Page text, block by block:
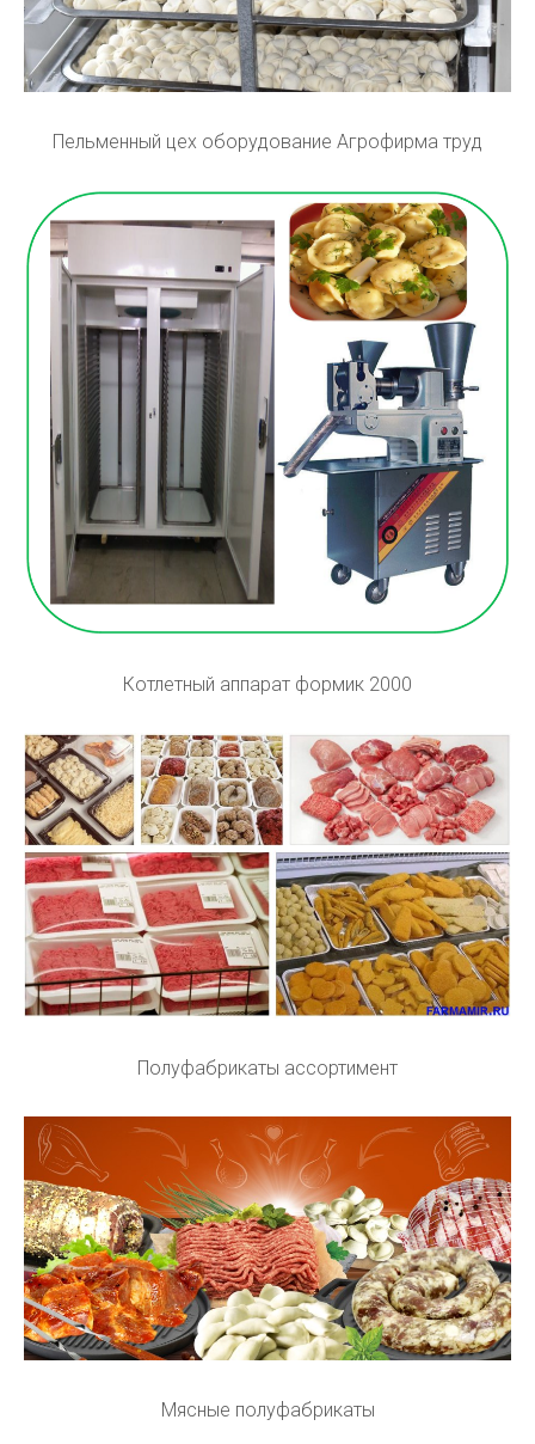
Пельменный цех оборудование Агрофирма труд
Котлетный аппарат формик 2000
Полуфабрикаты ассортимент
Мясные полуфабрикаты